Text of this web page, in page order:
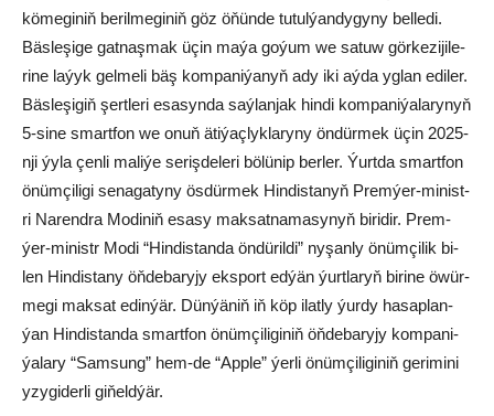
kö­megi­niň be­ril­me­gi­niň göz öňün­de tu­tul­ýan­dy­gy­ny bel­le­di.
Bäs­le­şi­ge gat­naş­mak üçin ma­ýa go­ýum we sa­tuw gör­ke­zi­ji­le­
ri­ne la­ýyk gel­me­li bäş kom­pa­ni­ýa­nyň ady iki aý­da yg­lan edi­ler.
Bäs­le­şi­giň şert­le­ri esa­syn­da saý­lan­jak hin­di kom­pa­ni­ýa­larynyň
5-sine smart­fon we onuň äti­ýaç­lyk­la­ry­ny ön­dür­mek üçin 2025-
nji ýy­la çen­li ma­li­ýe se­riş­de­le­ri bö­lü­nip ber­ler. Ýurt­da smart­fon
önüm­çi­li­gi se­na­ga­ty­ny ös­dür­mek Hin­dis­ta­nyň Prem­ýer-mi­nist­
ri Na­rend­ra Mo­di­niň esa­sy mak­sat­na­ma­sy­nyň bi­ri­dir. Prem­
ýer-mi­nistr Mo­di “Hin­dis­tan­da ön­dü­ril­di” ny­şan­ly önüm­çi­lik bi­
len Hin­dis­ta­ny öň­de­ba­ry­jy eks­port ed­ýän ýurt­la­ryň bi­ri­ne öwür­
me­gi mak­sat edin­ýär. Dün­ýä­niň iň köp ilat­ly ýur­dy ha­sap­lan­
ýan Hin­dis­tan­da smart­fon önüm­çi­li­gi­niň öň­de­ba­ry­jy kom­pa­ni­
ýa­la­ry “Sam­sung” hem-de “App­le” ýer­li önüm­çi­li­gi­niň ge­ri­mi­ni
yzy­gi­der­li gi­ňeld­ýär.